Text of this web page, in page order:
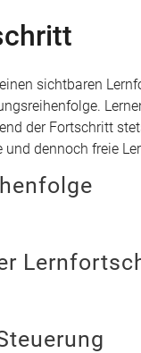
sichtbaren
der Fortschritt
dennoch freie